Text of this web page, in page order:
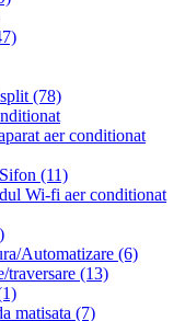
(78)
aer conditionat
(11)
Wi-fi aer conditionat
Automatizare (6)
traversare (13)
matisata (7)